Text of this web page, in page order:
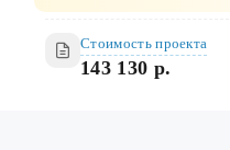
Стоимость проекта
143 130 р.